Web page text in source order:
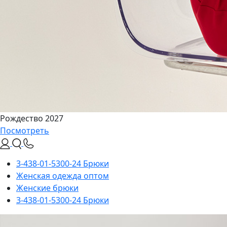
Рождество 2027
Посмотреть
3-438-01-5300-24 Брюки
Женская одежда оптом
Женские брюки
3-438-01-5300-24 Брюки